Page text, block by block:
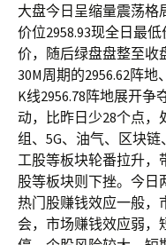
大盘今日呈缩量震荡格
价位2958.93现全日最
价，随后绿盘盘整至收
30M周期的2956.62阵地
K线2956.78阵地展开
动，比昨日少28个点
组、5G、油气、区块
工股等板块轮番拉升，
股等板块则下挫。今日
热门股赚钱效应一般，
会，市场赚钱效应弱，